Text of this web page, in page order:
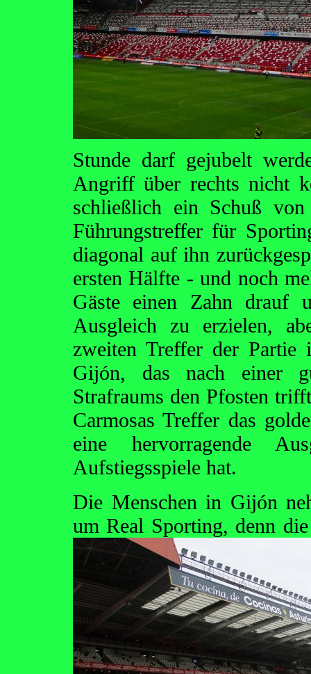
Stunde darf gejubelt
Angriff über rechts nicht
schließlich ein Schuß
Führungstreffer für
diagonal auf ihn
ersten Hälfte - und noch
Gäste einen Zahn drauf
Ausgleich zu erzielen,
zweiten Treffer der
Gijón, das nach einer
Strafraums den Pfosten
Carmosas Treffer das
eine hervorragende
Aufstiegsspiele hat.
Die Menschen in Gijón
um Real Sporting, denn